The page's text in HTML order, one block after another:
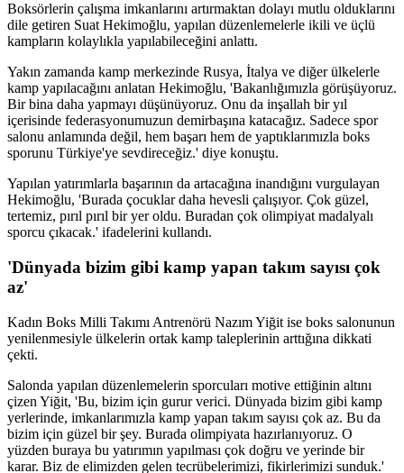
Boksörlerin çalışma imkanlarını artırmaktan dolayı mutlu olduklarını
dile getiren Suat Hekimoğlu, yapılan düzenlemelerle ikili ve üçlü
kampların kolaylıkla yapılabileceğini anlattı.
Yakın zamanda kamp merkezinde Rusya, İtalya ve diğer ülkelerle
kamp yapılacağını anlatan Hekimoğlu, 'Bakanlığımızla görüşüyoruz.
Bir bina daha yapmayı düşünüyoruz. Onu da inşallah bir yıl
içerisinde federasyonumuzun demirbaşına katacağız. Sadece spor
salonu anlamında değil, hem başarı hem de yaptıklarımızla boks
sporunu Türkiye'ye sevdireceğiz.' diye konuştu.
Yapılan yatırımlarla başarının da artacağına inandığını vurgulayan
Hekimoğlu, 'Burada çocuklar daha hevesli çalışıyor. Çok güzel,
tertemiz, pırıl pırıl bir yer oldu. Buradan çok olimpiyat madalyalı
sporcu çıkacak.' ifadelerini kullandı.
'Dünyada bizim gibi kamp yapan takım sayısı çok
az'
Kadın Boks Milli Takımı Antrenörü Nazım Yiğit ise boks salonunun
yenilenmesiyle ülkelerin ortak kamp taleplerinin arttığına dikkati
çekti.
Salonda yapılan düzenlemelerin sporcuları motive ettiğinin altını
çizen Yiğit, 'Bu, bizim için gurur verici. Dünyada bizim gibi kamp
yerlerinde, imkanlarımızla kamp yapan takım sayısı çok az. Bu da
bizim için güzel bir şey. Burada olimpiyata hazırlanıyoruz. O
yüzden buraya bu yatırımın yapılması çok doğru ve yerinde bir
karar. Biz de elimizden gelen tecrübelerimizi, fikirlerimizi sunduk.'